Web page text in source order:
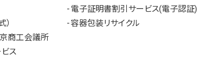
商工会議所
ス
電子証明書割引サービス(電子認証)
容器包装リサイクル